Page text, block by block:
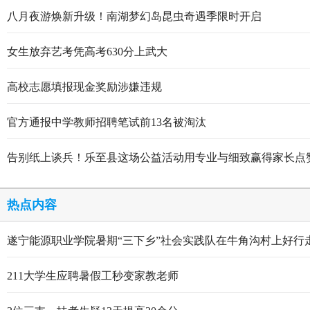
八月夜游焕新升级！南湖梦幻岛昆虫奇遇季限时开启
女生放弃艺考凭高考630分上武大
高校志愿填报现金奖励涉嫌违规
官方通报中学教师招聘笔试前13名被淘汰
告别纸上谈兵！乐至县这场公益活动用专业与细致赢得家长点
热点内容
遂宁能源职业学院暑期“三下乡”社会实践队在牛角沟村上好行
211大学生应聘暑假工秒变家教老师